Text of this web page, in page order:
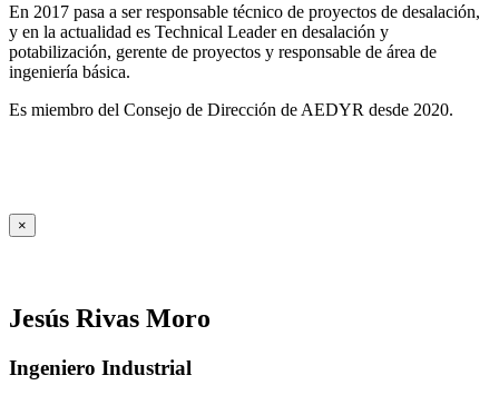
En 2017 pasa a ser responsable técnico de proyectos de desalación,
y en la actualidad es Technical Leader en desalación y
potabilización, gerente de proyectos y responsable de área de
ingeniería básica.
Es miembro del Consejo de Dirección de AEDYR desde 2020.
×
Jesús Rivas Moro
Ingeniero Industrial